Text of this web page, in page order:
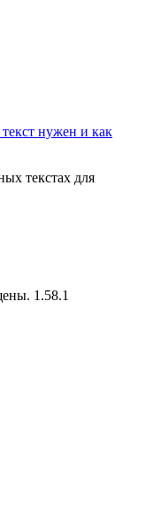
нужен и как
текстах для
1.58.1